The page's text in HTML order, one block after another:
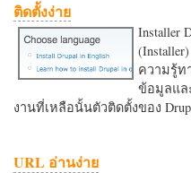
ติดตั้งง่าย
Installer
ความรู้ท
ข้อมูลแล
งานที่เหลือนั้นตัวติดตั้งของ
URL อ่านง่าย